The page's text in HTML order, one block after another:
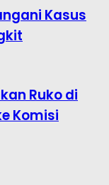
Kasus
Ruko di
Komisi